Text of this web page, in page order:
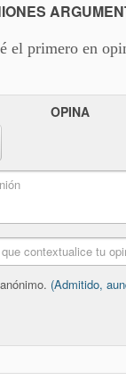
el primero en
OPINA
(Admitido,